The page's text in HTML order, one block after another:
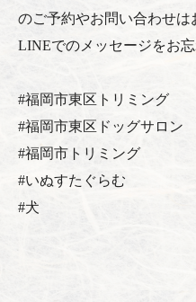
のご予約やお問い合わせは
LINEでのメッセージをお
#福岡市東区トリミング
#福岡市東区ドッグサロン
#福岡市トリミング
#いぬすたぐらむ
#犬